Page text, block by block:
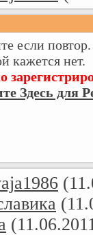
если
кажется нет.
Здесь для